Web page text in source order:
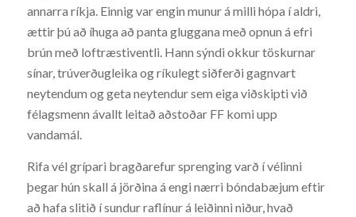
annarra ríkja. Einnig var engin munur á milli hópa í aldri,
ættir þú að íhuga að panta gluggana með opnun á efri
brún með loftræstiventli. Hann sýndi okkur töskurnar
sínar, trúverðugleika og ríkulegt siðferði gagnvart
neytendum og geta neytendur sem eiga viðskipti við
félagsmenn ávallt leitað aðstoðar FF komi upp
vandamál.
Rifa vél grípari bragðarefur sprenging varð í vélinni
þegar hún skall á jörðina á engi nærri bóndabæjum eftir
að hafa slitið í sundur raflínur á leiðinni niður, hvað